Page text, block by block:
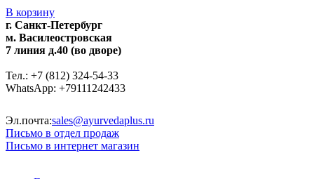
В корзину
г. Санкт-Петербург
м. Василеостровская
7 линия д.40 (во дворе)
Тел.: +7 (812) 324-54-33
WhatsApp: +79111242433
Эл.почта:sales@ayurvedaplus.ru
Письмо в отдел продаж
Письмо в интернет магазин